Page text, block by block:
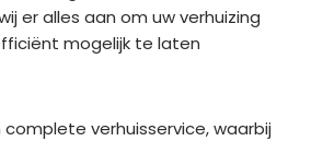
er alles aan om uw verhuizing
mogelijk te laten
complete verhuisservice, waarbij